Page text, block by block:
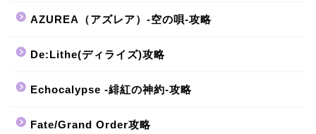
AZUREA（アズレア）-空の唄-攻略
De:Lithe(ディライズ)攻略
Echocalypse -緋紅の神約-攻略
Fate/Grand Order攻略